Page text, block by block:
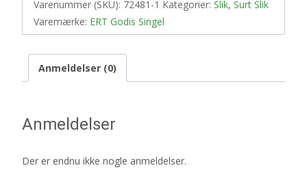
Varenummer (SKU): 72481-1 Kategorier: Slik, Surt Slik
Varemærke: ERT Godis Singel
Anmeldelser (0)
Anmeldelser
Der er endnu ikke nogle anmeldelser.